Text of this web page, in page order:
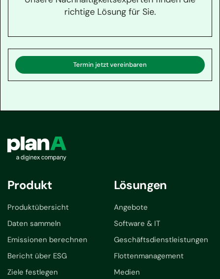
richtige Lösung für Sie.
Termin jetzt vereinbaren
Produkt
Produktübersicht
Daten sammeln
Emissionen berechnen
Bericht über ESG
Ziele festlegen
Lösungen
Angebote
Software & IT
Geschäftsdienstleistungen
Flottenmanagement
Medien